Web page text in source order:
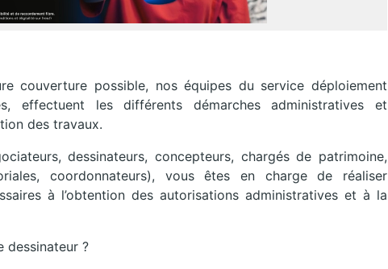
couverture possible, nos équipes du service déploiement
effectuent les différents démarches administratives et
des travaux.
dessinateurs, concepteurs, chargés de patrimoine,
coordonnateurs), vous êtes en charge de réaliser
à l’obtention des autorisations administratives et à la
dessinateur ?